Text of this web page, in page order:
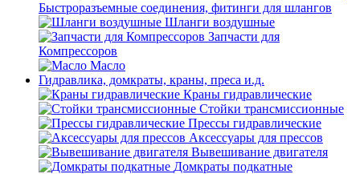
Быстроразъемные соединения, фитинги для шлангов
Шланги воздушные
Запчасти для
Компрессоров
Масло
Гидравлика, домкраты, краны, преса и.д.
Краны гидравлические
Стойки трансмиссионные
Прессы гидравлические
Аксессуары для прессов
Вывешивание двигателя
Домкраты подкатные